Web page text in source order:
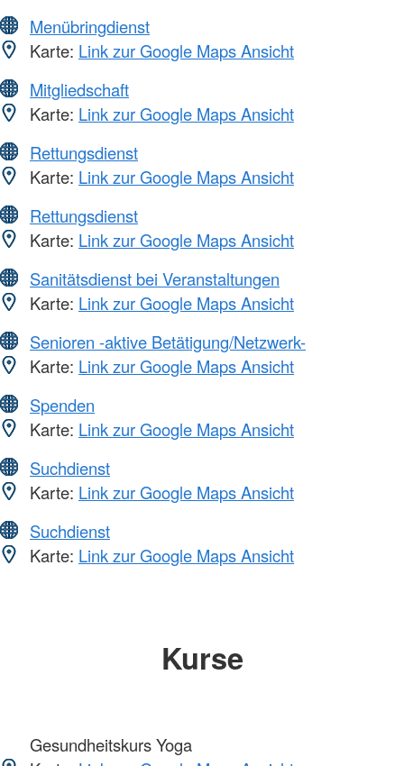
Menübringdienst
Karte: Link zur Google Maps Ansicht
Mitgliedschaft
Karte: Link zur Google Maps Ansicht
Rettungsdienst
Karte: Link zur Google Maps Ansicht
Rettungsdienst
Karte: Link zur Google Maps Ansicht
Sanitätsdienst bei Veranstaltungen
Karte: Link zur Google Maps Ansicht
Senioren -aktive Betätigung/Netzwerk-
Karte: Link zur Google Maps Ansicht
Spenden
Karte: Link zur Google Maps Ansicht
Suchdienst
Karte: Link zur Google Maps Ansicht
Suchdienst
Karte: Link zur Google Maps Ansicht
Kurse
Gesundheitskurs Yoga